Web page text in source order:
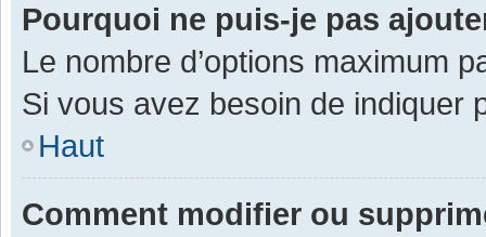
Pourquoi ne puis-je pas
Le nombre d’options maximum
Si vous avez besoin de indiquer
Haut
Comment modifier ou